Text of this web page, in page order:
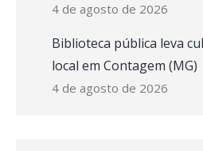
4 de agosto de 2026
Biblioteca pública leva
local em Contagem (MG)
4 de agosto de 2026